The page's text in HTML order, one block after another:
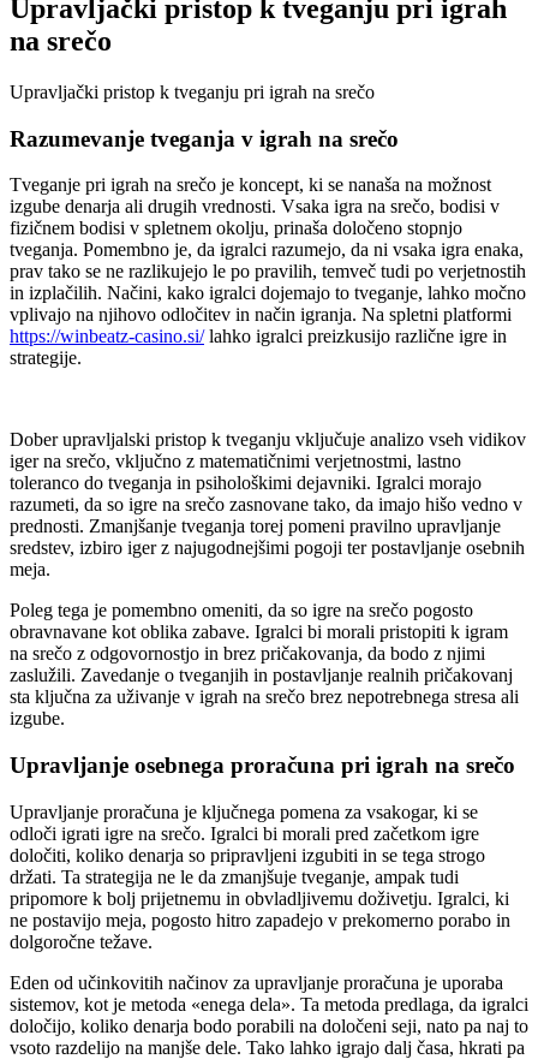
Upravljački pristop k tveganju pri igrah
na srečo
Upravljački pristop k tveganju pri igrah na srečo
Razumevanje tveganja v igrah na srečo
Tveganje pri igrah na srečo je koncept, ki se nanaša na možnost
izgube denarja ali drugih vrednosti. Vsaka igra na srečo, bodisi v
fizičnem bodisi v spletnem okolju, prinaša določeno stopnjo
tveganja. Pomembno je, da igralci razumejo, da ni vsaka igra enaka,
prav tako se ne razlikujejo le po pravilih, temveč tudi po verjetnostih
in izplačilih. Načini, kako igralci dojemajo to tveganje, lahko močno
vplivajo na njihovo odločitev in način igranja. Na spletni platformi
https://winbeatz-casino.si/lahko igralci preizkusijo različne igre in
strategije.
Dober upravljalski pristop k tveganju vključuje analizo vseh vidikov
iger na srečo, vključno z matematičnimi verjetnostmi, lastno
toleranco do tveganja in psihološkimi dejavniki. Igralci morajo
razumeti, da so igre na srečo zasnovane tako, da imajo hišo vedno v
prednosti. Zmanjšanje tveganja torej pomeni pravilno upravljanje
sredstev, izbiro iger z najugodnejšimi pogoji ter postavljanje osebnih
meja.
Poleg tega je pomembno omeniti, da so igre na srečo pogosto
obravnavane kot oblika zabave. Igralci bi morali pristopiti k igram
na srečo z odgovornostjo in brez pričakovanja, da bodo z njimi
zaslužili. Zavedanje o tveganjih in postavljanje realnih pričakovanj
sta ključna za uživanje v igrah na srečo brez nepotrebnega stresa ali
izgube.
Upravljanje osebnega proračuna pri igrah na srečo
Upravljanje proračuna je ključnega pomena za vsakogar, ki se
odloči igrati igre na srečo. Igralci bi morali pred začetkom igre
določiti, koliko denarja so pripravljeni izgubiti in se tega strogo
držati. Ta strategija ne le da zmanjšuje tveganje, ampak tudi
pripomore k bolj prijetnemu in obvladljivemu doživetju. Igralci, ki
ne postavijo meja, pogosto hitro zapadejo v prekomerno porabo in
dolgoročne težave.
Eden od učinkovitih načinov za upravljanje proračuna je uporaba
sistemov, kot je metoda «enega dela». Ta metoda predlaga, da igralci
določijo, koliko denarja bodo porabili na določeni seji, nato pa naj to
vsoto razdelijo na manjše dele. Tako lahko igrajo dalj časa, hkrati pa